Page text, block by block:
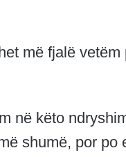
më fjalë vetëm
në këto
shumë, por po